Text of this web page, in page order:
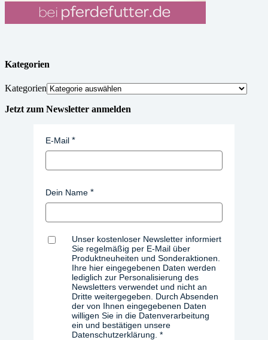
Kategorien
Kategorien
Jetzt zum Newsletter anmelden
E-Mail
Dein Name
Unser kostenloser Newsletter informiert
Sie regelmäßig per E-Mail über
Produktneuheiten und Sonderaktionen.
Ihre hier eingegebenen Daten werden
lediglich zur Personalisierung des
Newsletters verwendet und nicht an
Dritte weitergegeben. Durch Absenden
der von Ihnen eingegebenen Daten
willigen Sie in die Datenverarbeitung
ein und bestätigen unsere
Datenschutzerklärung.